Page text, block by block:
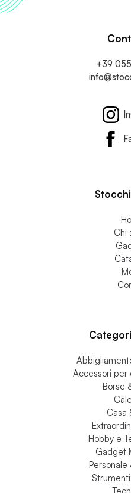
+39
Chi
Accessori per
Borse
Casa
Hobby e
Gadget
Personale